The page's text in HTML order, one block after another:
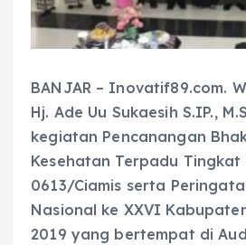
BANJAR – Inovatif89.com.
Hj. Ade Uu Sukaesih S.IP.,
kegiatan Pencanangan
Kesehatan Terpadu Tingkat
0613/Ciamis serta
Nasional ke XXVI
2019 yang bertempat di